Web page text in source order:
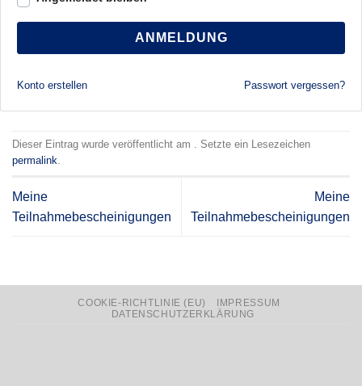
ANMELDUNG
Konto erstellen Passwort vergessen?
Dieser Eintrag wurde veröffentlicht am . Setzte ein Lesezeichen
permalink.
Meine
Teilnahmebescheinigungen
Meine
Teilnahmebescheinigungen
COOKIE-RICHTLINIE (EU)
IMPRESSUM
DATENSCHUTZERKLÄRUNG